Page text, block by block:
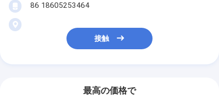
86 18605253464
接触
最高の価格で